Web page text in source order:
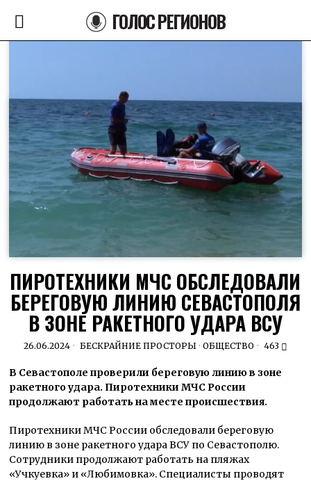
ГОЛОС РЕГИОНОВ
ПИРОТЕХНИКИ МЧС ОБСЛЕДОВАЛИ
БЕРЕГОВУЮ ЛИНИЮ СЕВАСТОПОЛЯ
В ЗОНЕ РАКЕТНОГО УДАРА ВСУ
26.06.2024 БЕСКРАЙНИЕ ПРОСТОРЫ · ОБЩЕСТВО 463
В Севастополе проверили береговую линию в зоне
ракетного удара. Пиротехники МЧС России
продолжают работать на месте происшествия.
Пиротехники МЧС России обследовали береговую
линию в зоне ракетного удара ВСУ по Севастополю.
Сотрудники продолжают работать на пляжах
«Учкуевка» и «Любимовка». Специалисты проводят